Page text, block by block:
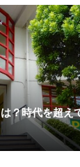
？時代を超え